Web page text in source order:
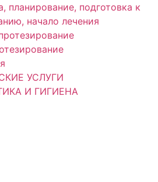
планирование, подготовка к
начало лечения
УСЛУГИ
И ГИГИЕНА